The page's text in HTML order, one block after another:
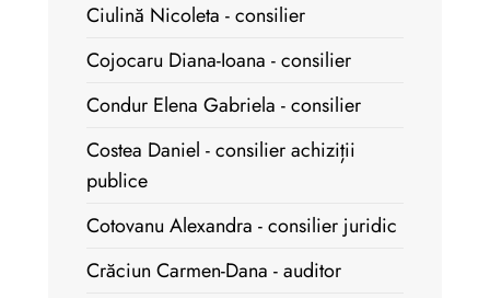
Ciulină Nicoleta - consilier
Cojocaru Diana-Ioana - consilier
Condur Elena Gabriela - consilier
Costea Daniel - consilier achiziții
publice
Cotovanu Alexandra - consilier juridic
Crăciun Carmen-Dana - auditor